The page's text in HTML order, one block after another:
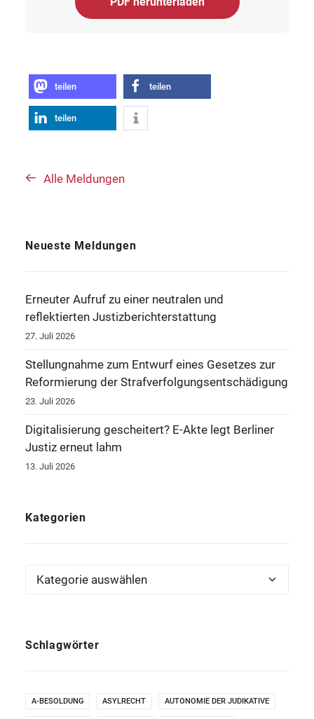
teilen teilen
teilen
Alle Meldungen
Neueste Meldungen
Erneuter Aufruf zu einer neutralen und
reflektierten Justizberichterstattung
27. Juli 2026
Stellungnahme zum Entwurf eines Gesetzes zur
Reformierung der Strafverfolgungsentschädigung
23. Juli 2026
Digitalisierung gescheitert? E-Akte legt Berliner
Justiz erneut lahm
13. Juli 2026
Kategorien
Kategorien
Schlagwörter
A-BESOLDUNG ASYLRECHT AUTONOMIE DER JUDIKATIVE